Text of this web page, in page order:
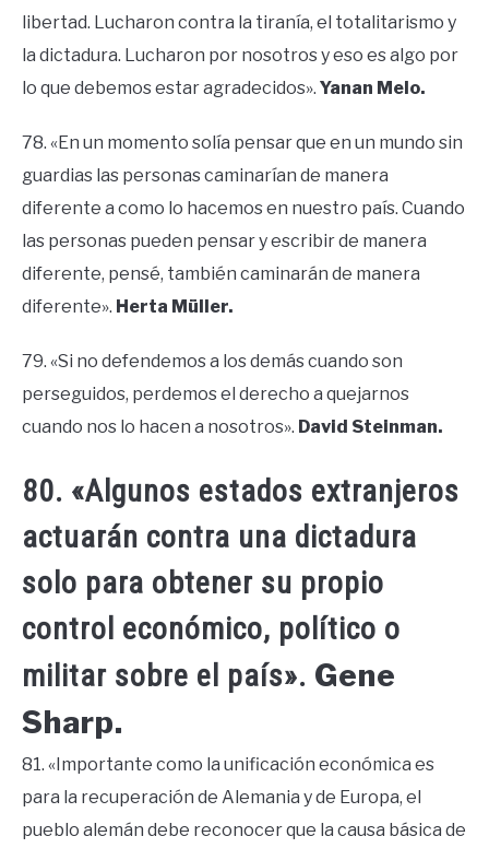
libertad. Lucharon contra la tiranía, el totalitarismo y
la dictadura. Lucharon por nosotros y eso es algo por
lo que debemos estar agradecidos». Yanan Melo.
78. «En un momento solía pensar que en un mundo sin
guardias las personas caminarían de manera
diferente a como lo hacemos en nuestro país. Cuando
las personas pueden pensar y escribir de manera
diferente, pensé, también caminarán de manera
diferente». Herta Müller.
79. «Si no defendemos a los demás cuando son
perseguidos, perdemos el derecho a quejarnos
cuando nos lo hacen a nosotros». David Steinman.
80. «Algunos estados extranjeros
actuarán contra una dictadura
solo para obtener su propio
control económico, político o
militar sobre el país». Gene
Sharp.
81. «Importante como la unificación económica es
para la recuperación de Alemania y de Europa, el
pueblo alemán debe reconocer que la causa básica de